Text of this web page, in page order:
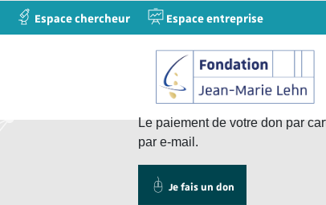
Espace chercheur Espace entreprise
Le paiement de votre don par
par e-mail.
Je fais un don